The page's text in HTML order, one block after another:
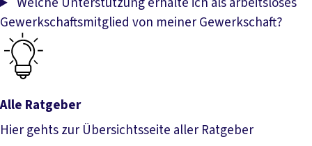
Gewerkschaftsmitglied von meiner Gewerkschaft?
Alle Ratgeber
Hier gehts zur Übersichtsseite aller Ratgeber